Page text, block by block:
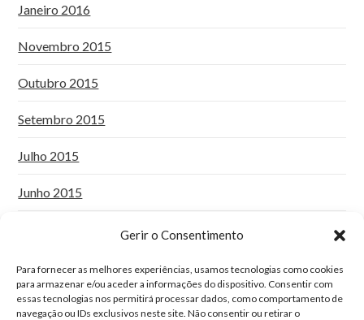
Gerir o Consentimento
Para fornecer as melhores experiências, usamos tecnologias como cookies
para armazenar e/ou aceder a informações do dispositivo. Consentir com
essas tecnologias nos permitirá processar dados, como comportamento de
navegação ou IDs exclusivos neste site. Não consentir ou retirar o
Janeiro 2016
Novembro 2015
Outubro 2015
Setembro 2015
Julho 2015
Junho 2015
Abril 2015
Janeiro 2015